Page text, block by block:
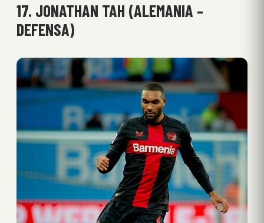
17. JONATHAN TAH (ALEMANIA –
DEFENSA)